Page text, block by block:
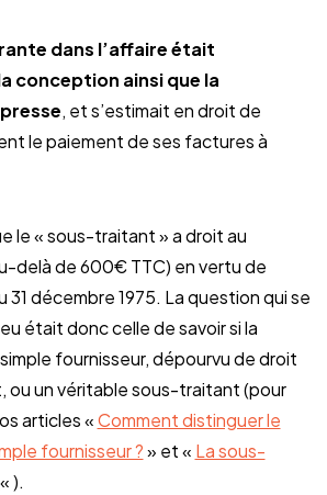
dans l’affaire était
conception ainsi que la
, et s’estimait en droit de
le paiement de ses factures à
le « sous-traitant » a droit au
delà de 600€ TTC) en vertu de
31 décembre 1975. La question qui se
était donc celle de savoir si la
fournisseur, dépourvu de droit
ou un véritable sous-traitant (pour
articles «Comment distinguer le
fournisseur ?» et « La sous-
« ).